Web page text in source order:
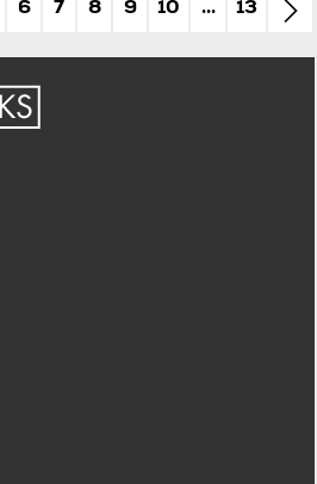
6 7 8 9 10 ... 13